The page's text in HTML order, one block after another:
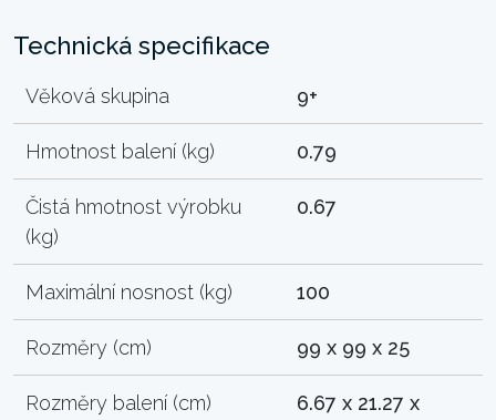
Technická specifikace
Věková skupina 9+
Hmotnost balení (kg) 0.79
Čistá hmotnost výrobku
(kg)
0.67
Maximální nosnost (kg) 100
Rozměry (cm) 99 x 99 x 25
Rozměry balení (cm)
6.67 x 21.27 x